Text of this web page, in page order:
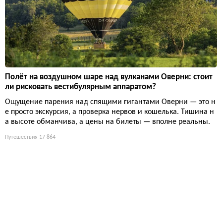
Полёт на воздушном шаре над вулканами Оверни: стоит
ли рисковать вестибулярным аппаратом?
Ощущение парения над спящими гигантами Оверни — это н
е просто экскурсия, а проверка нервов и кошелька. Тишина н
а высоте обманчива, а цены на билеты — вполне реальны.
Путешествия 17 864